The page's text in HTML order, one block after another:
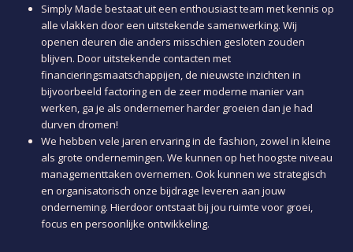
Simply Made bestaat uit een enthousiast team met kennis op
alle vlakken door een uitstekende samenwerking. Wij
openen deuren die anders misschien gesloten zouden
blijven. Door uitstekende contacten met
financieringsmaatschappijen, de nieuwste inzichten in
bijvoorbeeld factoring en de zeer moderne manier van
werken, ga je als ondernemer harder groeien dan je had
durven dromen!
We hebben vele jaren ervaring in de fashion, zowel in kleine
als grote ondernemingen. We kunnen op het hoogste niveau
managementtaken overnemen. Ook kunnen we strategisch
en organisatorisch onze bijdrage leveren aan jouw
onderneming. Hierdoor ontstaat bij jou ruimte voor groei,
focus en persoonlijke ontwikkeling.